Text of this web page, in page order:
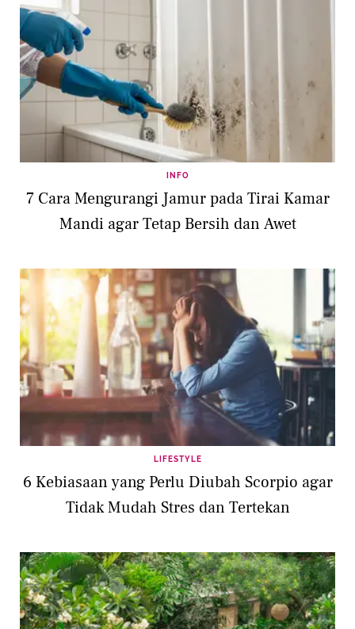
INFO
7 Cara Mengurangi Jamur pada Tirai Kamar
Mandi agar Tetap Bersih dan Awet
LIFESTYLE
6 Kebiasaan yang Perlu Diubah Scorpio agar
Tidak Mudah Stres dan Tertekan